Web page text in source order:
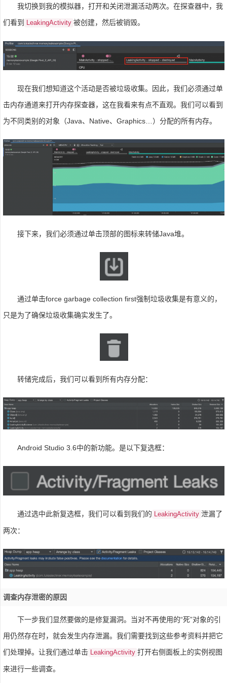
我切换到我的模拟器，打开和关闭泄漏活动两次。在探查器中，我
们看到
LeakingActivity 被创建，然后被销毁。
现在我们想知道这个活动是否被垃圾收集。因此，我们必须通过单
击内存通道来打开内存探查器，这在我看来有点不直观。我们可以看到
为不同类别的对象（Java、Native、Graphics…）分配的所有内存。
接下来，我们必须通过单击顶部的图标来转储Java堆。
通过单击force garbage collection first强制垃圾收集是有意义的，
只是为了确保垃圾收集确实发生了。
转储完成后，我们可以看到所有内存分配：
Android Studio 3.6中的新功能。是以下复选框：
通过选中此新复选框，我们可以看到我们的 LeakingActivity 泄漏了
两次：
调查内存泄密的原因
下一步我们显然要做的是修复漏洞。当对不再使用的“死”对象的引
用仍然存在时，就会发生内存泄漏。我们需要找到这些参考资料并把它
们处理掉。让我们通过单击
LeakingActivity 打开右侧面板上的实例视图
来进行一些调查。